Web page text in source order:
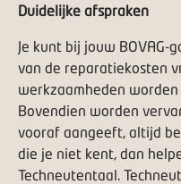
Duidelijke afspraken
Je kunt bij jouw
van de reparatiekosten
werkzaamheden
Bovendien worden
vooraf aangeeft, altijd
die je niet kent, dan
Techneutentaal.